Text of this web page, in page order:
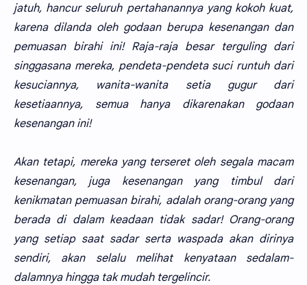
jatuh, hancur seluruh pertahanannya yang kokoh kuat,
karena dilanda oleh godaan berupa kesenangan dan
pemuasan birahi ini! Raja-raja besar terguling dari
singgasana mereka, pendeta-pendeta suci runtuh dari
kesuciannya, wanita-wanita setia gugur dari
kesetiaannya, semua hanya dikarenakan godaan
kesenangan ini!
Akan tetapi, mereka yang terseret oleh segala macam
kesenangan, juga kesenangan yang timbul dari
kenikmatan pemuasan birahi, adalah orang-orang yang
berada di dalam keadaan tidak sadar! Orang-orang
yang setiap saat sadar serta waspada akan dirinya
sendiri, akan selalu melihat kenyataan sedalam-
dalamnya hingga tak mudah tergelincir.